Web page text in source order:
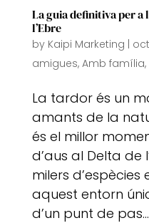
La guia definitiva per a
l’Ebre
by Kaipi Marketing |
amigues, Amb família,
La tardor és un
amants de la
és el millor
d’aus al Delta de
milers
aquest entorn
d’un punt de pas...